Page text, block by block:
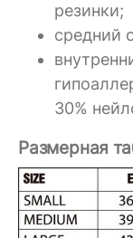
резинки;
средний
30%
Размерная